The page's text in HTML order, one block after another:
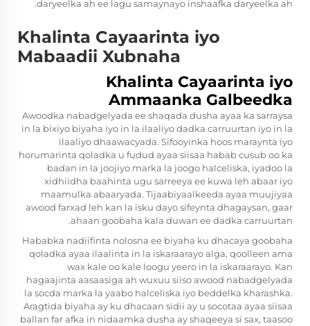
daryeelka ah ee lagu samaynayo inshaafka daryeelka ah.
Khalinta Cayaarinta iyo
Mabaadii Xubnaha
Khalinta Cayaarinta iyo
Ammaanka Galbeedka
Awoodka nabadgelyada ee shaqada dusha ayaa ka sarraysa
in la bixiyo biyaha iyo in la ilaaliyo dadka carruurtan iyo in la
ilaaliyo dhaawacyada. Sifooyinka hoos maraynta iyo
horumarinta qoladka u fudud ayaa siisaa habab cusub oo ka
badan in la joojiyo marka la joogo halceliska, iyadoo la
xidhiidha baahinta ugu sarreeya ee kuwa leh abaar iyo
maamulka abaaryada. Tijaabiyaalkeeda ayaa muujiyaa
awood farxad leh kan la isku dayo sifeynta dhagaysan, gaar
ahaan goobaha kala duwan ee dadka carruurtan.
Hababka nadiifinta nolosna ee biyaha ku dhacaya goobaha
qoladka ayaa ilaalinta in la iskaraarayo alga, qoolleen ama
wax kale oo kale loogu yeero in la iskaraarayo. Kan
hagaajinta aasaasiga ah wuxuu siiso awood nabadgelyada
la socda marka la yaabo halceliska iyo beddelka kharashka.
Aragtida biyaha ay ku dhacaan sidii ay u socotaa ayaa siisaa
ballan far afka in nidaamka dusha ay shaqeeya si sax, taasoo